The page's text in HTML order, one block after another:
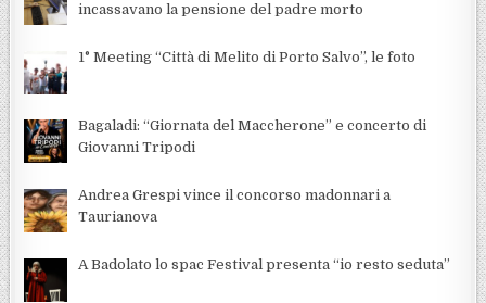
incassavano la pensione del padre morto
1° Meeting “Città di Melito di Porto Salvo”, le foto
Bagaladi: “Giornata del Maccherone” e concerto di
Giovanni Tripodi
Andrea Grespi vince il concorso madonnari a
Taurianova
A Badolato lo spac Festival presenta “io resto seduta”